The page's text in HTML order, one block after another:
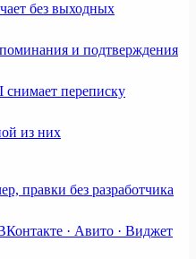
без выходных
и подтверждения
снимает переписку
из них
правки без разработчика
· Авито · Виджет